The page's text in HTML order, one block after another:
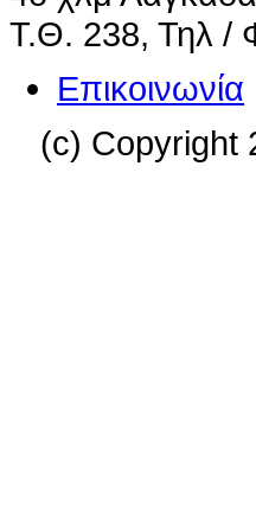
Τ.Θ. 238, Τηλ /
Επικοινωνία
(c) Copyright